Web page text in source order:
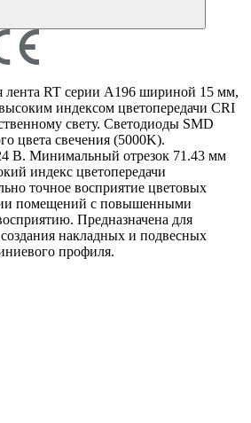
лента RT серии A196 шириной 15 мм,
индексом цветопередачи CRI
свету. Светодиоды SMD
цвета свечения (5000K).
В. Минимальный отрезок 71.43 мм
индекс цветопередачи
точное восприятие цветовых
помещений с повышенными
Предназначена для
накладных и подвесных
профиля.